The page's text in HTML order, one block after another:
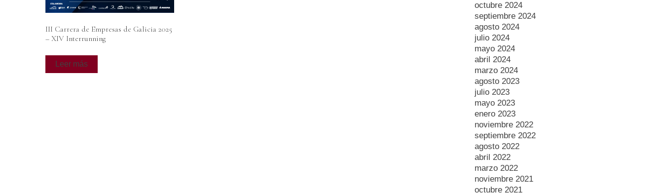
III Carrera de Empresas de Galicia 2025
– XIV Interrunning
Leer más
octubre 2024
septiembre 2024
agosto 2024
julio 2024
mayo 2024
abril 2024
marzo 2024
agosto 2023
julio 2023
mayo 2023
enero 2023
noviembre 2022
septiembre 2022
agosto 2022
abril 2022
marzo 2022
noviembre 2021
octubre 2021